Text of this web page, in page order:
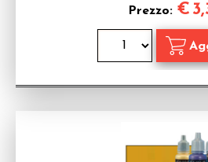
Prezzo: €